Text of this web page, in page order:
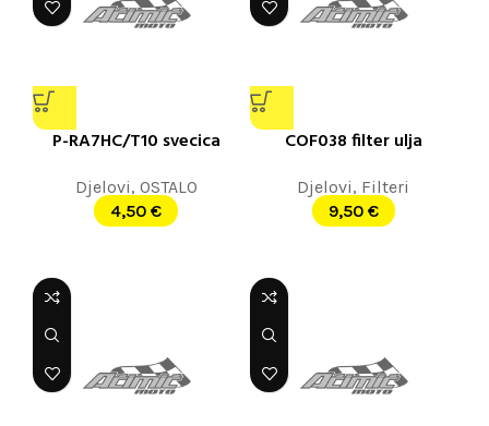
P-RA7HC/T10 svecica
Djelovi, OSTALO
4,50 €
COF038 filter ulja
Djelovi, Filteri
9,50 €